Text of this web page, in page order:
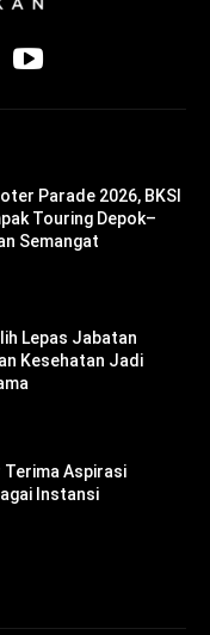
Parade 2026, BKSI
Touring Depok–
Semangat
Lepas Jabatan
Kesehatan Jadi
Terima Aspirasi
Instansi